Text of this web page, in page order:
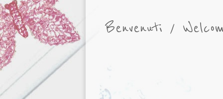
Benvenuti /